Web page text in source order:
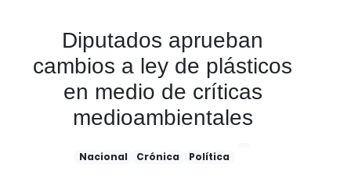
Diputados aprueban
cambios a ley de plásticos
en medio de críticas
medioambientales
Nacional Crónica Política